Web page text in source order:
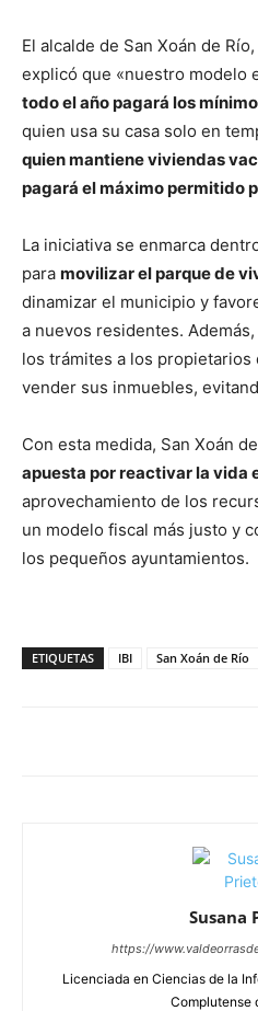
El alcalde de San Xoán de Río,
explicó que «nuestro modelo
todo el año pagará los
quien usa su casa solo en
quien mantiene viviendas
pagará el máximo permitido
La iniciativa se enmarca
para movilizar el parque de
dinamizar el municipio y
a nuevos residentes.
los trámites a los propietarios
vender sus inmuebles,
Con esta medida, San Xoán
apuesta por reactivar la vida
aprovechamiento de los
un modelo fiscal más justo y
los pequeños ayuntamientos.
ETIQUETAS IBI San Xoán de Río
Susana
https://
Licenciada en Ciencias de la
Complutense